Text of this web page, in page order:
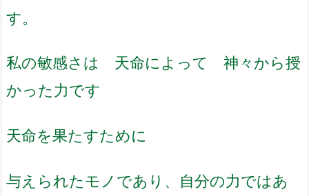
す。
私の敏感さは 天命によって 神々から授
かった力です
天命を果たすために
与えられたモノであり、自分の力ではあ